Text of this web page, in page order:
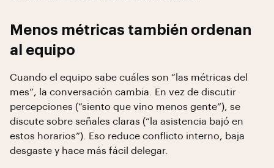
Menos métricas también ordenan
al equipo
Cuando el equipo sabe cuáles son “las métricas del
mes”, la conversación cambia. En vez de discutir
percepciones (“siento que vino menos gente”), se
discute sobre señales claras (“la asistencia bajó en
estos horarios”). Eso reduce conflicto interno, baja
desgaste y hace más fácil delegar.